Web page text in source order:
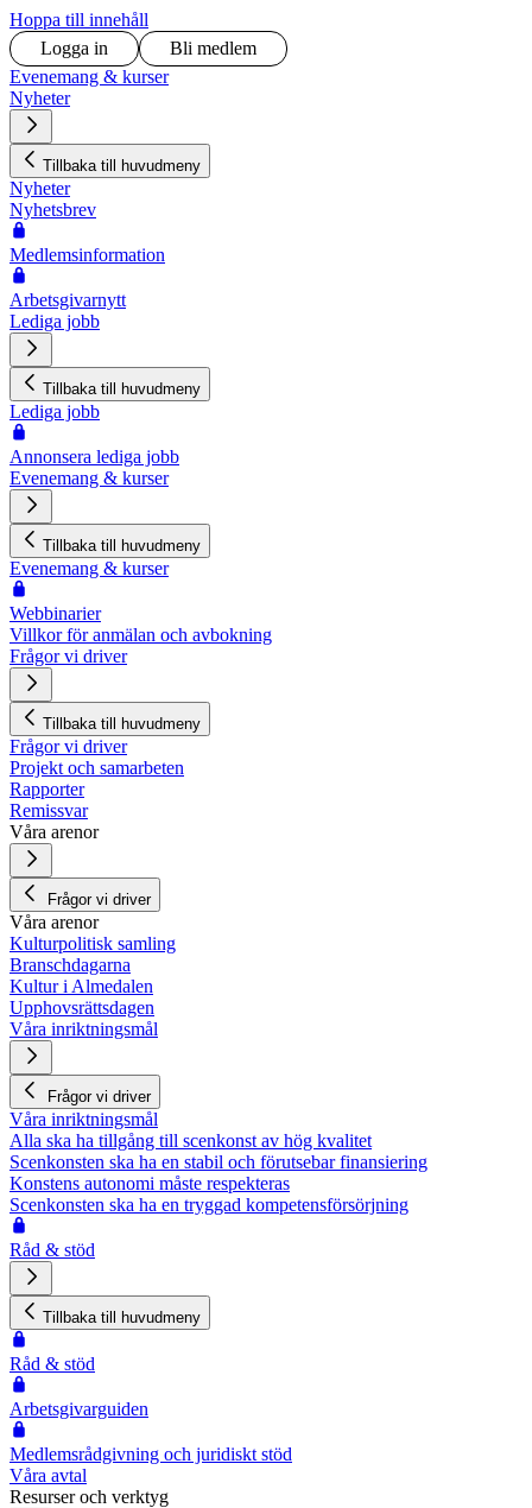
Hoppa till innehåll
Logga in
Bli medlem
Evenemang & kurser
Nyheter
Tillbaka till huvudmeny
Nyheter
Nyhetsbrev
Medlemsinformation
Arbetsgivarnytt
Lediga jobb
Tillbaka till huvudmeny
Lediga jobb
Annonsera lediga jobb
Evenemang & kurser
Tillbaka till huvudmeny
Evenemang & kurser
Webbinarier
Villkor för anmälan och avbokning
Frågor vi driver
Tillbaka till huvudmeny
Frågor vi driver
Projekt och samarbeten
Rapporter
Remissvar
Våra arenor
Frågor vi driver
Våra arenor
Kulturpolitisk samling
Branschdagarna
Kultur i Almedalen
Upphovsrättsdagen
Våra inriktningsmål
Frågor vi driver
Våra inriktningsmål
Alla ska ha tillgång till scenkonst av hög kvalitet
Scenkonsten ska ha en stabil och förutsebar finansiering
Konstens autonomi måste respekteras
Scenkonsten ska ha en tryggad kompetensförsörjning
Råd & stöd
Tillbaka till huvudmeny
Råd & stöd
Arbetsgivarguiden
Medlemsrådgivning och juridiskt stöd
Våra avtal
Resurser och verktyg